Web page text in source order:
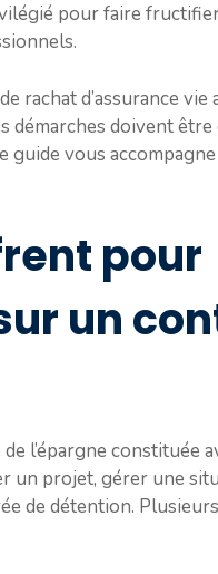
pour faire
rachat d’assurance
démarches doivent
guide vous
pour
un
l’épargne constituée
un projet, gérer une
de détention.